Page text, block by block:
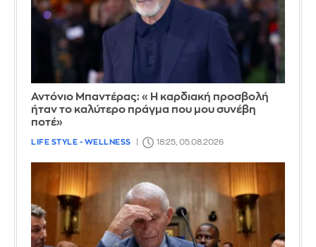
Αντόνιο Μπαντέρας: «Η καρδιακή προσβολή
ήταν το καλύτερο πράγμα που μου συνέβη
ποτέ»
LIFE STYLE - WELLNESS 18:25, 05.08.2026